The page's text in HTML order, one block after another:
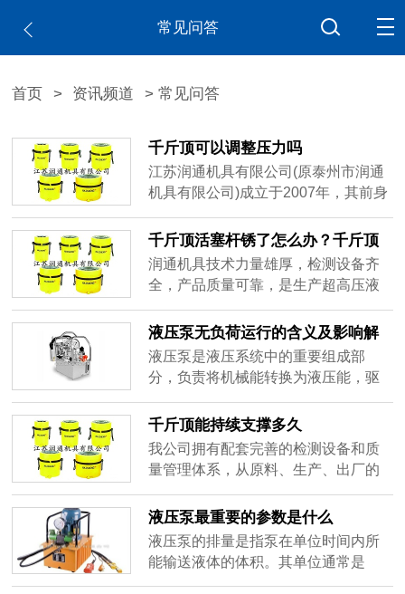
常见问答
首页 > 资讯频道 > 常见问答
千斤顶可以调整压力吗
江苏润通机具有限公司(原泰州市润通
机具有限公司)成立于2007年，其前身
公司地处泰州市海陵工业园区，是一
家集开发、制造于一体的民营科技企
业，多项产品已获过荣誉，并荣获了
“江苏省民营科技企业”称号。本公司秉
则，不断推出新型、品质润通产品，
销往全国。
千斤顶活塞杆锈了怎么办？千斤顶
保养指南
润通机具技术力量雄厚，检测设备齐
全，产品质量可靠，是生产超高压液
动、液压、气液共用快速接头，各种
液压手动泵、电动泵、机动泵，试压
注脂两用枪(带压堵漏测压工具)，液压
扳手(中空、驱动、大功率)，液压千斤
田、煤矿、电力、铁路等专用机具。
液压泵无负荷运行的含义及影响解
析
液压泵是液压系统中的重要组成部
分，负责将机械能转换为液压能，驱
压泵的过程中，有时会遇到“无负荷运
行”的情况。那么，液压泵无负荷运行
究竟是什么意思呢？
千斤顶能持续支撑多久
我公司拥有配套完善的检测设备和质
量管理体系，从原料、生产、出厂的
合格后方可出厂。公司已通过
ISO9001等一系列质量体系认证，质
量可靠有保障！
液压泵最重要的参数是什么
液压泵的排量是指泵在单位时间内所
能输送液体的体积。其单位通常是
L/min或m3/h。排量大小决定了液压泵